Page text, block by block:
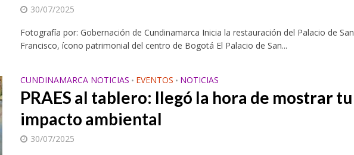
30/07/2025
Fotografía por: Gobernación de Cundinamarca Inicia la restauración del Palacio de San
Francisco, ícono patrimonial del centro de Bogotá El Palacio de San...
CUNDINAMARCA NOTICIAS • EVENTOS • NOTICIAS
PRAES al tablero: llegó la hora de mostrar tu
impacto ambiental
30/07/2025